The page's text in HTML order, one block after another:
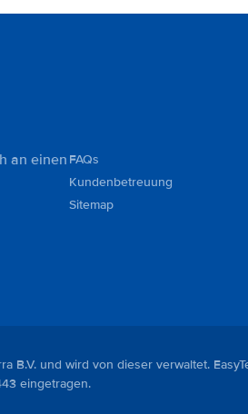
an einen FAQs
Kundenbetreuung
Sitemap
B.V. und wird von dieser verwaltet.
eingetragen.